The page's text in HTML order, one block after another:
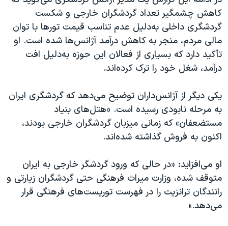
کاهش چشمگیر تعداد گردشگران خارجی و شکست
گردشگری داخلی به‌دلیل عدم تناسب قیمت تورها با توان
مالی مردم، منجر به کاهش درآمد آژانس‌ها شده است. او
تأکید دارد که بسیاری از فعالان این حوزه به‌دلیل افت
درآمد، شغل خود را ترک کرده‌اند.
یکی دیگر از آژانس‌داران توضیح می‌دهد که گردشگری ایران
به مرحله نابودی رسیده است. «هتل‌های بنیاد
مستضعفان» که زمانی میزبان گردشگران خارجی بودند،
اکنون به فروش گذاشته شده‌اند.
او می‌افزاید: «در حالی که ورود گردشگر خارجی به ایران
متوقف شده، وزارت میراث فرهنگی حتی گردشگران زیارتی و
رانندگان ترانزیت را در فهرست توریست‌های فرهنگی قرار
می‌دهد.»